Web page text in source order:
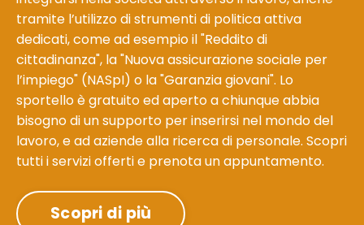
tramite l’utilizzo di strumenti di politica attiva
dedicati, come ad esempio il "Reddito di
cittadinanza", la "Nuova assicurazione sociale per
l’impiego" (NASpI) o la "Garanzia giovani". Lo
sportello è gratuito ed aperto a chiunque abbia
bisogno di un supporto per inserirsi nel mondo del
lavoro, e ad aziende alla ricerca di personale. Scopri
tutti i servizi offerti e prenota un appuntamento.
Scopri di più